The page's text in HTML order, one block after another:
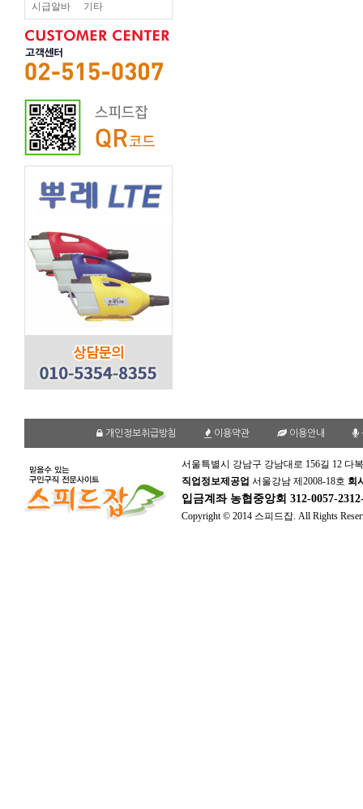
시급알바 기타
개인정보취급방침 이용약관 이용안내
서울특별시 강남구 강남대로 156길 12 다
직업정보제공업 서울강남 제2008-18호 회
입금계좌 농협중앙회 312-0057-
Copyright © 2014 스피드잡. All Rights